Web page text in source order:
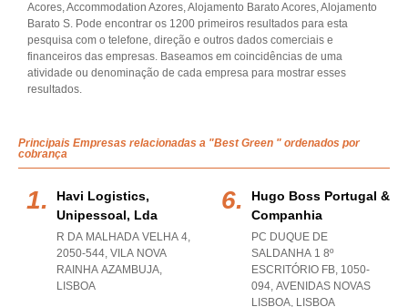
Acores, Accommodation Azores, Alojamento Barato Acores, Alojamento
Barato S. Pode encontrar os 1200 primeiros resultados para esta
pesquisa com o telefone, direção e outros dados comerciais e
financeiros das empresas. Baseamos em coincidências de uma
atividade ou denominação de cada empresa para mostrar esses
resultados.
Principais Empresas relacionadas a "Best Green " ordenados por
cobrança
Havi Logistics,
Unipessoal, Lda
R DA MALHADA VELHA 4,
2050-544, VILA NOVA
RAINHA AZAMBUJA,
LISBOA
Hugo Boss Portugal &
Companhia
PC DUQUE DE
SALDANHA 1 8º
ESCRITÓRIO FB, 1050-
094, AVENIDAS NOVAS
LISBOA, LISBOA